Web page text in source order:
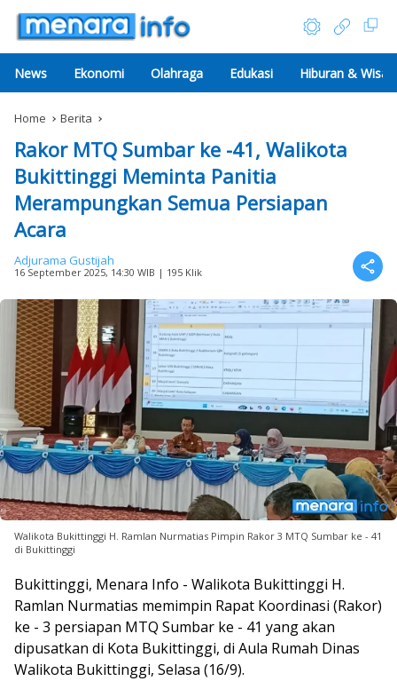
News Ekonomi Olahraga Edukasi Hiburan &
Home Berita
Rakor MTQ Sumbar ke -41, Walikota
Bukittinggi Meminta Panitia
Merampungkan Semua Persiapan
Acara
Adjurama Gustijah
16 September 2025, 14:30 WIB | 195 Klik
Walikota Bukittinggi H. Ramlan Nurmatias Pimpin Rakor 3 MTQ Sumbar ke - 41
di Bukittinggi
Bukittinggi, Menara Info - Walikota Bukittinggi H.
Ramlan Nurmatias memimpin Rapat Koordinasi (Rakor)
ke - 3 persiapan MTQ Sumbar ke - 41 yang akan
dipusatkan di Kota Bukittinggi, di Aula Rumah Dinas
Walikota Bukittinggi, Selasa (16/9).